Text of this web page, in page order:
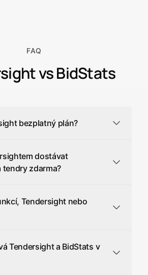
FAQ
vs BidStats
bezplatný plán?
dostávat
zdarma?
Tendersight nebo
Tendersight a BidStats v